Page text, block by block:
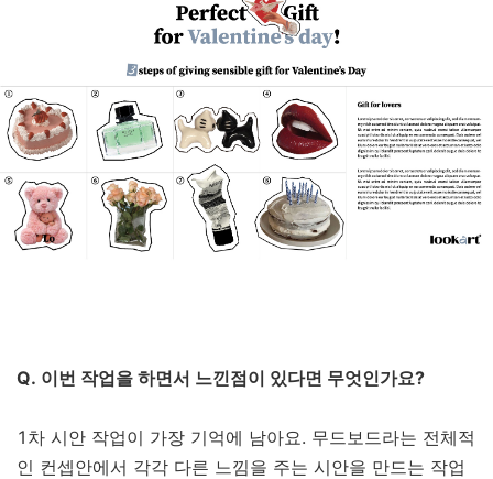
Q. 이번 작업을 하면서 느낀점이 있다면 무엇인가요?
1차 시안 작업이 가장 기억에 남아요. 무드보드라는 전체적
인 컨셉안에서 각각 다른 느낌을 주는 시안을 만드는 작업